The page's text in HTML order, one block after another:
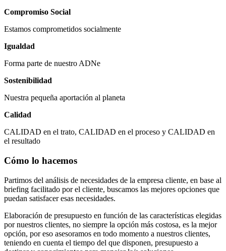
Compromiso Social
Estamos comprometidos socialmente
Igualdad
Forma parte de nuestro ADNe
Sostenibilidad
Nuestra pequeña aportación al planeta
Calidad
CALIDAD en el trato, CALIDAD en el proceso y CALIDAD en
el resultado
Cómo lo hacemos
Partimos del análisis de necesidades de la empresa cliente, en base al
briefing facilitado por el cliente, buscamos las mejores opciones que
puedan satisfacer esas necesidades.
Elaboración de presupuesto en función de las características elegidas
por nuestros clientes, no siempre la opción más costosa, es la mejor
opción, por eso asesoramos en todo momento a nuestros clientes,
teniendo en cuenta el tiempo del que disponen, presupuesto a